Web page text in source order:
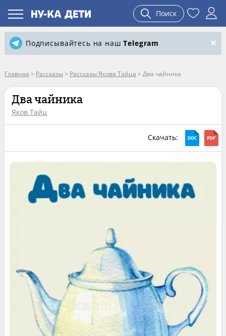
Поиск
Подписывайтесь на нашTelegram
Главная > Рассказы > Рассказы Якова Тайца > Два чайника
Два чайника
Яков Тайц
Скачать: